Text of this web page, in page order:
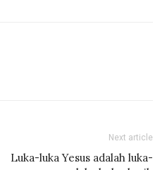
Next article
Luka-luka Yesus adalah luka-